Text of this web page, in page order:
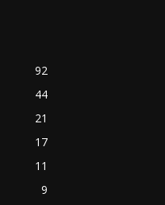
92
44
21
17
11
9